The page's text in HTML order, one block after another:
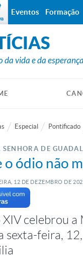
da vida e da
Especial Pontificado
SENHORA DE
o ódio não
12 DE DEZEMBRO DE
XIV celebrou a
sexta-feira,
Eventos Formação